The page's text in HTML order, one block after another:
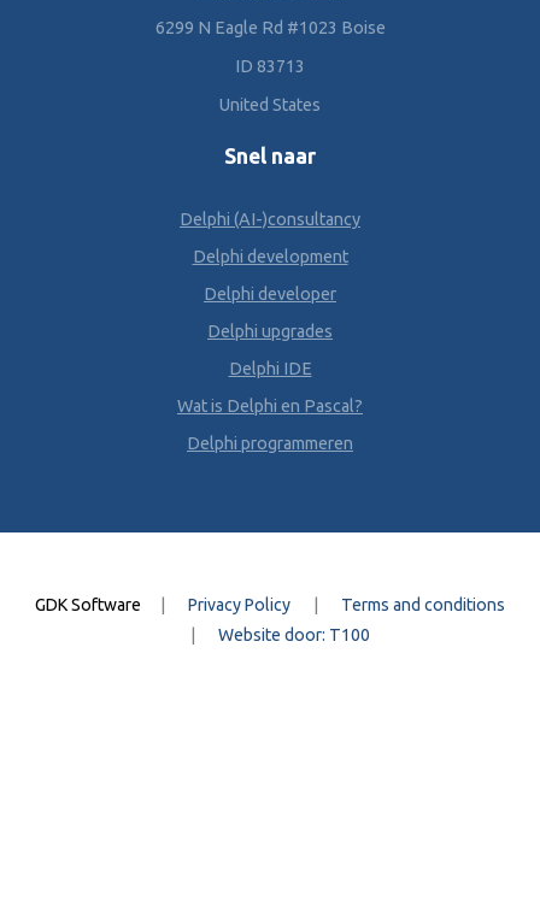
6299 N Eagle Rd #1023 Boise
ID 83713
United States
Snel naar
Delphi (AI-)consultancy
Delphi development
Delphi developer
Delphi upgrades
Delphi IDE
Wat is Delphi en Pascal?
Delphi programmeren
GDK Software Privacy Policy
Terms and conditions
Website door: T100